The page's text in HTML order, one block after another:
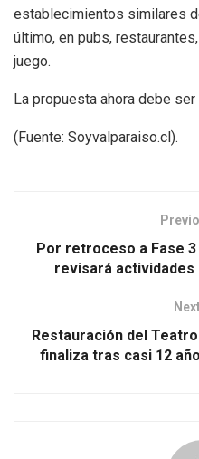
establecimientos similares
último, en pubs,
juego.
La propuesta ahora debe
(Fuente: Soyvalparaiso.cl).
Por retroceso a Fase
revisará actividades
Restauración del
finaliza tras casi 12